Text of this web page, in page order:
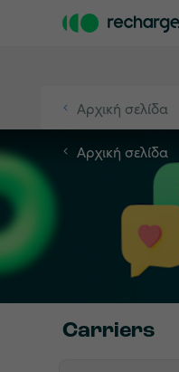
Αρχική σελίδα
Αρχική σελίδα
Carriers